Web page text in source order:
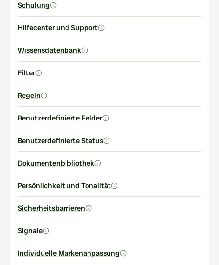
Schulung
Hilfecenter und Support
Wissensdatenbank
Filter
Regeln
Benutzerdefinierte Felder
Benutzerdefinierte Status
Dokumentenbibliothek
Persönlichkeit und Tonalität
Sicherheitsbarrieren
Signale
Individuelle Markenanpassung